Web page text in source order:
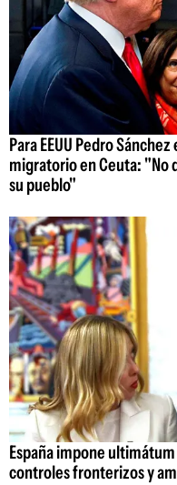
Para EEUU Pedro
migratorio en Ceuta: "No
su pueblo"
España impone
controles fronterizos y